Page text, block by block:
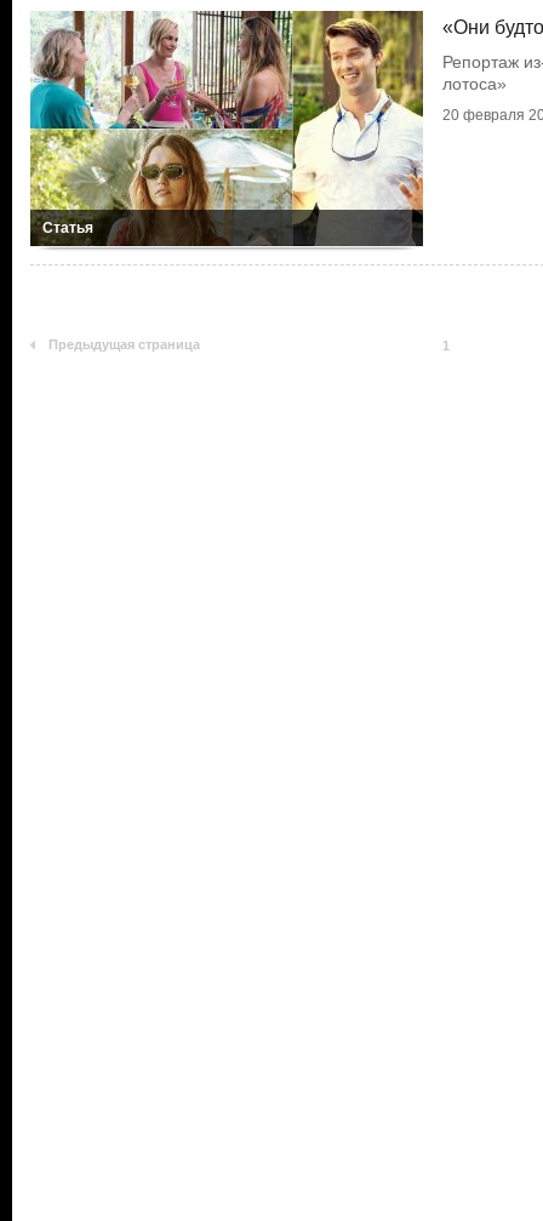
Статья
«Они
Репортаж
лотоса»
20 февраля
Предыдущая страница 1